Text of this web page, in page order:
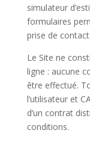
simulateur
formulaires
prise de contact.
Le Site ne
ligne : aucune
être effectué.
l’utilisateur et
d’un contrat
conditions.